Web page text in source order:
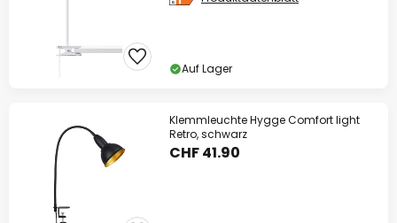
Auf Lager
Klemmleuchte Hygge Comfort light
Retro, schwarz
CHF 41.90